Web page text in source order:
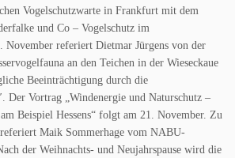
Vogelschutzwarte in Frankfurt mit dem
und Co – Vogelschutz im
November referiert Dietmar Jürgens von der
an den Teichen in der Wieseckaue
Beeinträchtigung durch die
Der Vortrag „Windenergie und Naturschutz –
Beispiel Hessens“ folgt am 21. November. Zu
Maik Sommerhage vom NABU-
der Weihnachts- und Neujahrspause wird die